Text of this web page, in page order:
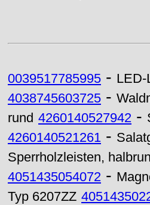
0039517785995 - LED-
4038745603725 -
rund 4260140527942 -
4260140521261 -
Sperrholzleisten,
4051435054072 -
Typ 6207ZZ